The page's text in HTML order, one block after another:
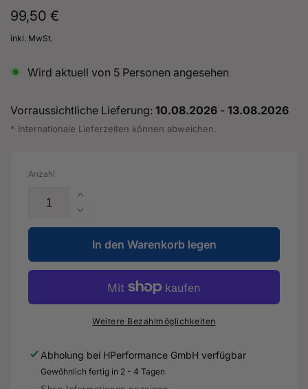
Normaler
Preis
99,50 €
inkl. MwSt.
Wird aktuell von 5 Personen angesehen
Vorraussichtliche Lieferung: 10.08.2026 - 13.08.2026
* Internationale Lieferzeiten können abweichen.
Anzahl
Erhöhe
die
Menge
für
Klappensteuerventil
OEM
Audi
RS3
TTRS
8J
Verringere
die
Menge
für
Klappensteuerventil
-
Audi
&amp;
TTRS
In den Warenkorb legen
Weitere Bezahlmöglichkeiten
Abholung bei HPerformance GmbH verfügbar
Gewöhnlich fertig in 2 - 4 Tagen